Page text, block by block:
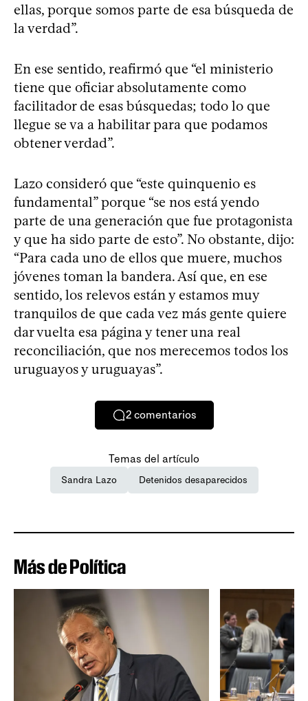
ellas, porque somos parte de esa búsqueda de
la verdad”.
En ese sentido, reafirmó que “el ministerio
tiene que oficiar absolutamente como
facilitador de esas búsquedas; todo lo que
llegue se va a habilitar para que podamos
obtener verdad”.
Lazo consideró que “este quinquenio es
fundamental” porque “se nos está yendo
parte de una generación que fue protagonista
y que ha sido parte de esto”. No obstante, dijo:
“Para cada uno de ellos que muere, muchos
jóvenes toman la bandera. Así que, en ese
sentido, los relevos están y estamos muy
tranquilos de que cada vez más gente quiere
dar vuelta esa página y tener una real
reconciliación, que nos merecemos todos los
uruguayos y uruguayas”.
2 comentarios
Temas del artículo
Sandra Lazo Detenidos desaparecidos
Más de Política